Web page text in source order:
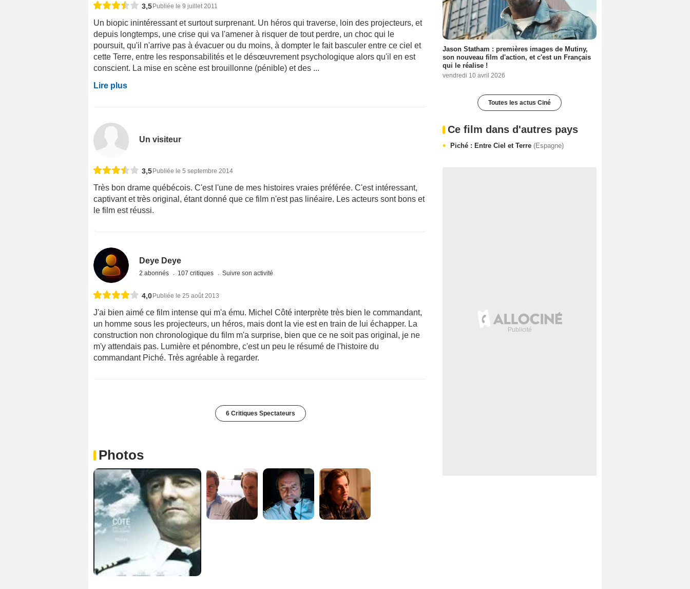
3,5 Publiée le 9 juillet 2011
Un biopic inintéressant et surtout surprenant. Un héros qui traverse, loin des projecteurs, et
depuis longtemps, une crise qui va l'amener à risquer de tout perdre, un choc qui le
poursuit, qu'il n'arrive pas à évacuer ou du moins, à dompter le fait basculer entre ce ciel et
cette Terre, entre les responsabilités et le désœuvrement psychologique alors qu'il en est
conscient. La mise en scène est brouillonne (pénible) et des ...
Lire plus
Un visiteur
3,5 Publiée le 5 septembre 2014
Très bon drame québécois. C'est l'une de mes histoires vraies préférée. C'est intéressant,
captivant et très original, étant donné que ce film n'est pas linéaire. Les acteurs sont bons et
le film est réussi.
Deye Deye
2 abonnés 107 critiques Suivre son activité
4,0 Publiée le 25 août 2013
J'ai bien aimé ce film intense qui m'a ému. Michel Côté interprète très bien le commandant,
un homme sous les projecteurs, un héros, mais dont la vie est en train de lui échapper. La
construction non chronologique du film m'a surprise, bien que ce ne soit pas original, je ne
m'y attendais pas. Lumière et pénombre, c'est un peu le résumé de l'histoire du
commandant Piché. Très agréable à regarder.
6 Critiques Spectateurs
Photos
Jason Statham : premières images de Mutiny,
son nouveau film d'action, et c'est un Français
qui le réalise !
vendredi 10 avril 2026
Toutes les actus Ciné
Ce film dans d'autres pays
Piché : Entre Ciel et Terre (Espagne)